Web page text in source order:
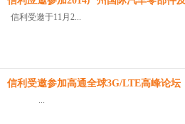
信利受邀于11月2...
信利受邀参加高通全球3G/LTE高峰论坛